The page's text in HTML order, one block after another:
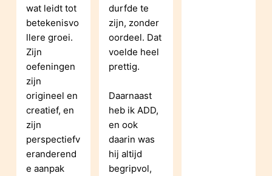
wat leidt tot
betekenisvo
llere groei.
Zijn
oefeningen
zijn
origineel en
creatief, en
zijn
perspectiefv
eranderend
e aanpak
durfde te
zijn, zonder
oordeel. Dat
voelde heel
prettig.
Daarnaast
heb ik ADD,
en ook
daarin was
hij altijd
begripvol,